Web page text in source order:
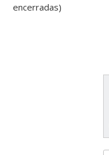
encerradas)